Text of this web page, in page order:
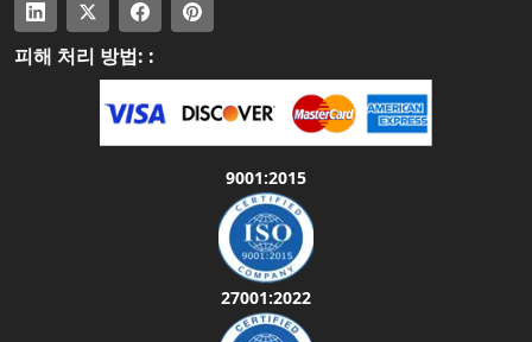
피해 처리 방법: :
9001:2015
27001:2022